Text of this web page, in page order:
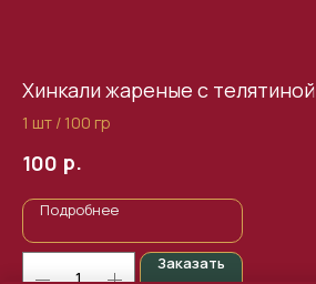
Хинкали жареные с телятиной
1 шт / 100 гр
100 р.
Подробнее
Заказать